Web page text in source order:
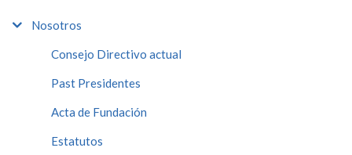
Nosotros
Consejo Directivo actual
Past Presidentes
Acta de Fundación
Estatutos